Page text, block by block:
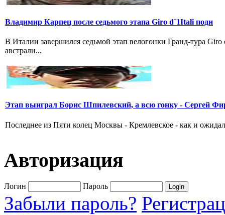
Владимир Карпец после седьмого этапа Giro d`1Itali подн
В Италии завершился седьмой этап велогонки Гранд-тура
австрали...
Этап выиграл Борис Шпилевский, а всю гонку - Сергей
Последнее из Пяти колец Москвы - Кремлевское - как и
Авторизация
Логин Пароль
Забыли пароль?